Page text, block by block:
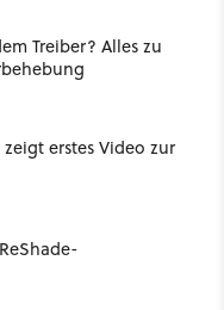
Treiber? Alles zu
erstes Video zur